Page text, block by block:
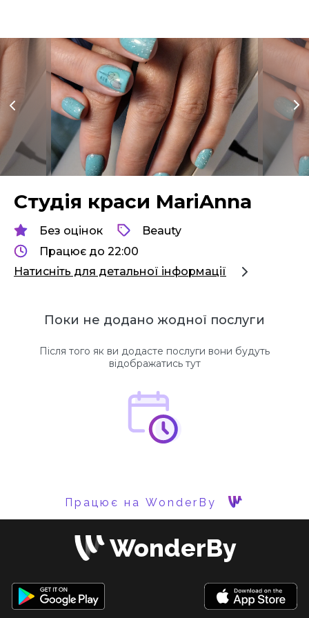
Студія краси MariAnna
Без оцінок
Beauty
Працює до 22:00
Натисніть для детальної інформації
Поки не додано жодної послуги
Після того як ви додасте послуги вони будуть
відображатись тут
Працює на WonderBy
WonderBy